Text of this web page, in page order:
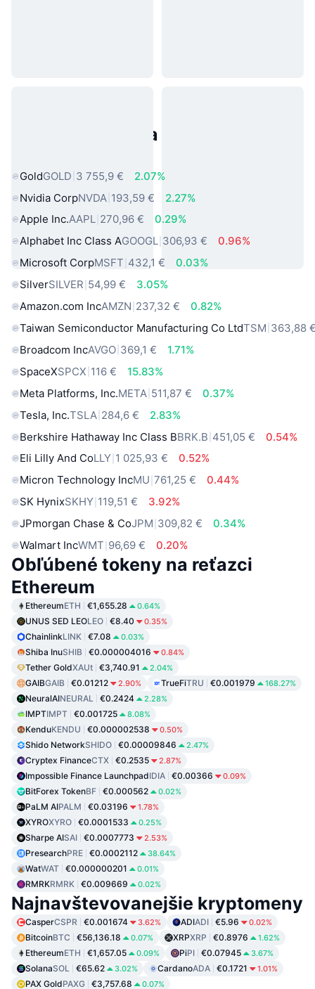
Populárne aktíva z reálneho
GoldGOLD 3 755,9 €
2.07%
Nvidia CorpNVDA 193,59 €
2.27%
Apple Inc.AAPL 270,96 €
0.29%
Alphabet Inc Class AGOOGL 306,93 €
0.96%
Microsoft CorpMSFT 432,1 €
0.03%
SilverSILVER 54,99 €
3.05%
Amazon.com IncAMZN 237,32 €
0.82%
Taiwan Semiconductor Manufacturing Co LtdTSM 363,88
Broadcom IncAVGO 369,1 €
1.71%
SpaceXSPCX 116 €
15.83%
Meta Platforms, Inc.META 511,87 €
0.37%
Tesla, Inc.TSLA 284,6 €
2.83%
Berkshire Hathaway Inc Class BBRK.B 451,05 €
0.54%
Eli Lilly And CoLLY 1 025,93 €
0.52%
Micron Technology IncMU 761,25 €
0.44%
SK HynixSKHY 119,51 €
3.92%
JPmorgan Chase & CoJPM 309,82 €
0.34%
Walmart IncWMT 96,69 € 0.20%
Obľúbené tokeny na reťazci
Ethereum
EthereumETH €1,655.28 0.64%
UNUS SED LEOLEO €8.40 0.35%
ChainlinkLINK €7.08 0.03%
Shiba InuSHIB €0.000004016 0.84%
Tether GoldXAUt €3,740.91 2.04%
GAIBGAIB €0.01212 2.90% TrueFiTRU €0.001979 168.27%
NeuralAINEURAL €0.2424 2.28%
IMPTIMPT €0.001725 8.08%
KenduKENDU €0.000002538 0.50%
Shido NetworkSHIDO €0.00009846 2.47%
Cryptex FinanceCTX €0.2535 2.87%
Impossible Finance LaunchpadIDIA €0.00366 0.09%
BitForex TokenBF €0.000562 0.02%
PaLM AIPALM €0.03196 1.78%
XYROXYRO €0.0001533 0.25%
Sharpe AISAI €0.0007773 2.53%
PresearchPRE €0.0002112 38.64%
WatWAT €0.000000201 0.01%
RMRKRMRK €0.009669 0.02%
Najnavštevovanejšie kryptomeny
CasperCSPR €0.001674 3.62% ADIADI €5.96 0.02%
BitcoinBTC €56,136.18 0.07% XRPXRP €0.8976 1.62%
EthereumETH €1,657.05 0.09% PiPI €0.07945 3.67%
SolanaSOL €65.62 3.02% CardanoADA €0.1721 1.01%
PAX GoldPAXG €3,757.68 0.07%